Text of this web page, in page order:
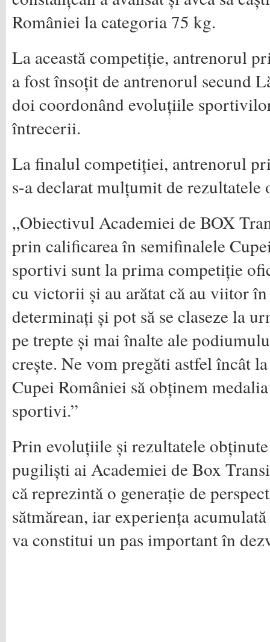
României la categoria 75 kg.
La această competiție, antrenorul
a fost însoțit de antrenorul secund
doi coordonând evoluțiile
întrecerii.
La finalul competiției, antrenorul
s-a declarat mulțumit de rezultatele
„Obiectivul Academiei de BOX
prin calificarea în semifinalele
sportivi sunt la prima competiție
cu victorii și au arătat că au viitor
determinați și pot să se claseze la
pe trepte și mai înalte ale
crește. Ne vom pregăti astfel încât
Cupei României să obținem
sportivi.”
Prin evoluțiile și rezultatele
pugiliști ai Academiei de Box
că reprezintă o generație de
sătmărean, iar experiența
va constitui un pas important în